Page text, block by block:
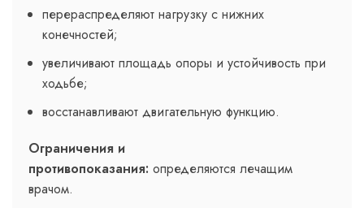
перераспределяют нагрузку с нижних
конечностей;
увеличивают площадь опоры и устойчивость при
ходьбе;
восстанавливают двигательную функцию.
Ограничения и
противопоказания: определяются лечащим
врачом.